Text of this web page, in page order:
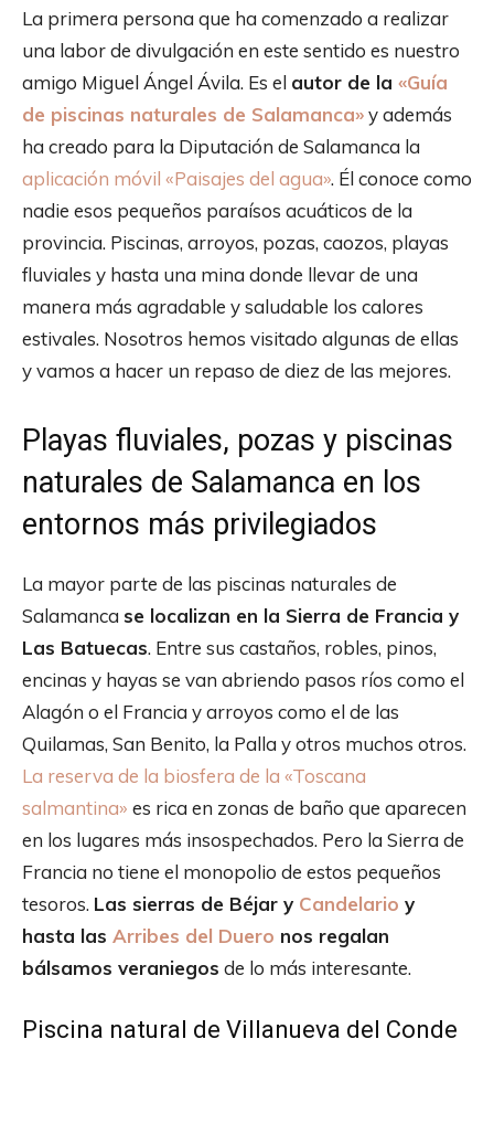
La primera persona que ha comenzado a realizar
una labor de divulgación en este sentido es nuestro
amigo Miguel Ángel Ávila. Es el autor de la «Guía
de piscinas naturales de Salamanca»y además
ha creado para la Diputación de Salamanca la
aplicación móvil «Paisajes del agua». Él conoce como
nadie esos pequeños paraísos acuáticos de la
provincia. Piscinas, arroyos, pozas, caozos, playas
fluviales y hasta una mina donde llevar de una
manera más agradable y saludable los calores
estivales. Nosotros hemos visitado algunas de ellas
y vamos a hacer un repaso de diez de las mejores.
Playas fluviales, pozas y piscinas
naturales de Salamanca en los
entornos más privilegiados
La mayor parte de las piscinas naturales de
Salamanca se localizan en la Sierra de Francia y
Las Batuecas. Entre sus castaños, robles, pinos,
encinas y hayas se van abriendo pasos ríos como el
Alagón o el Francia y arroyos como el de las
Quilamas, San Benito, la Palla y otros muchos otros.
La reserva de la biosfera de la «Toscana
salmantina» es rica en zonas de baño que aparecen
en los lugares más insospechados. Pero la Sierra de
Francia no tiene el monopolio de estos pequeños
tesoros. Las sierras de Béjar y Candelario y
hasta las Arribes del Duero nos regalan
bálsamos veraniegos de lo más interesante.
Piscina natural de Villanueva del Conde